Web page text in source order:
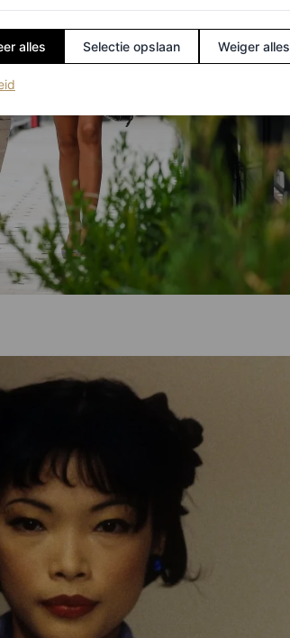
alles Selectie opslaan Weiger alles